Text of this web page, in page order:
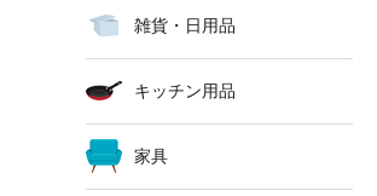
雑貨・日用品
キッチン用品
家具